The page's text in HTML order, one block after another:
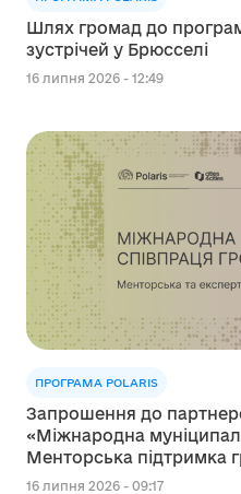
Шлях громад до
зустрічей у Брюсселі
16 липня 2026 - 12:49
ПРОГРАМА POLARIS
Запрошення до
«Міжнародна
Менторська підтримка
16 липня 2026 - 09:17